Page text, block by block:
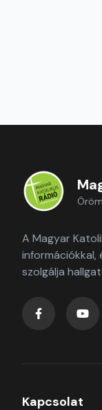
A Magyar
információkkal,
szolgálja
Kapcsolat